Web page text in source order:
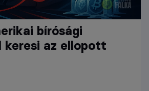
bírósági
keresi az ellopott